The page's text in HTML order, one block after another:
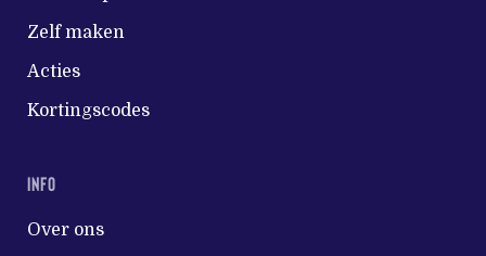
Zelf maken
Acties
Kortingscodes
INFO
Over ons